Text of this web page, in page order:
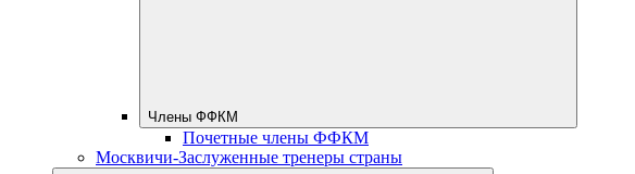
Члены ФФКМ
Почетные члены ФФКМ
Москвичи-Заслуженные тренеры страны